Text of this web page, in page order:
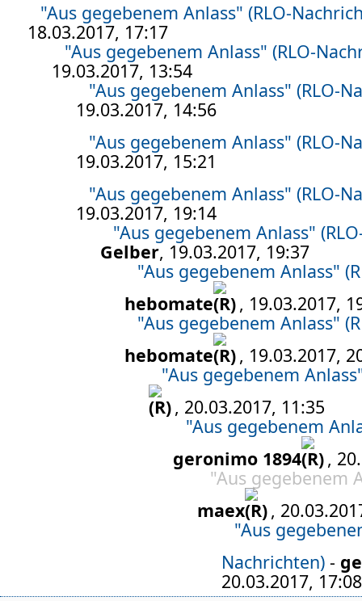
"Aus gegebenem Anlass" (RLO-
18.03.2017, 17:17
"Aus gegebenem Anlass" (RLO-
19.03.2017, 13:54
"Aus gegebenem Anlass" (RLO-
19.03.2017, 14:56
"Aus gegebenem Anlass" (RLO-
19.03.2017, 15:21
"Aus gegebenem Anlass" (RLO-
19.03.2017, 19:14
"Aus gegebenem Anlass"
Gelber, 19.03.2017, 19:37
"Aus gegebenem Anlass"
hebomate
, 19.03.2017,
"Aus gegebenem Anlass"
hebomate
, 19.03.2017,
"Aus gegebenem
, 20.03.2017, 11:35
"Aus gegebenem
geronimo 1894
,
"Aus gegebenem
maex
,
"Aus
Nachrichten) -
20.03.2017, 17:08